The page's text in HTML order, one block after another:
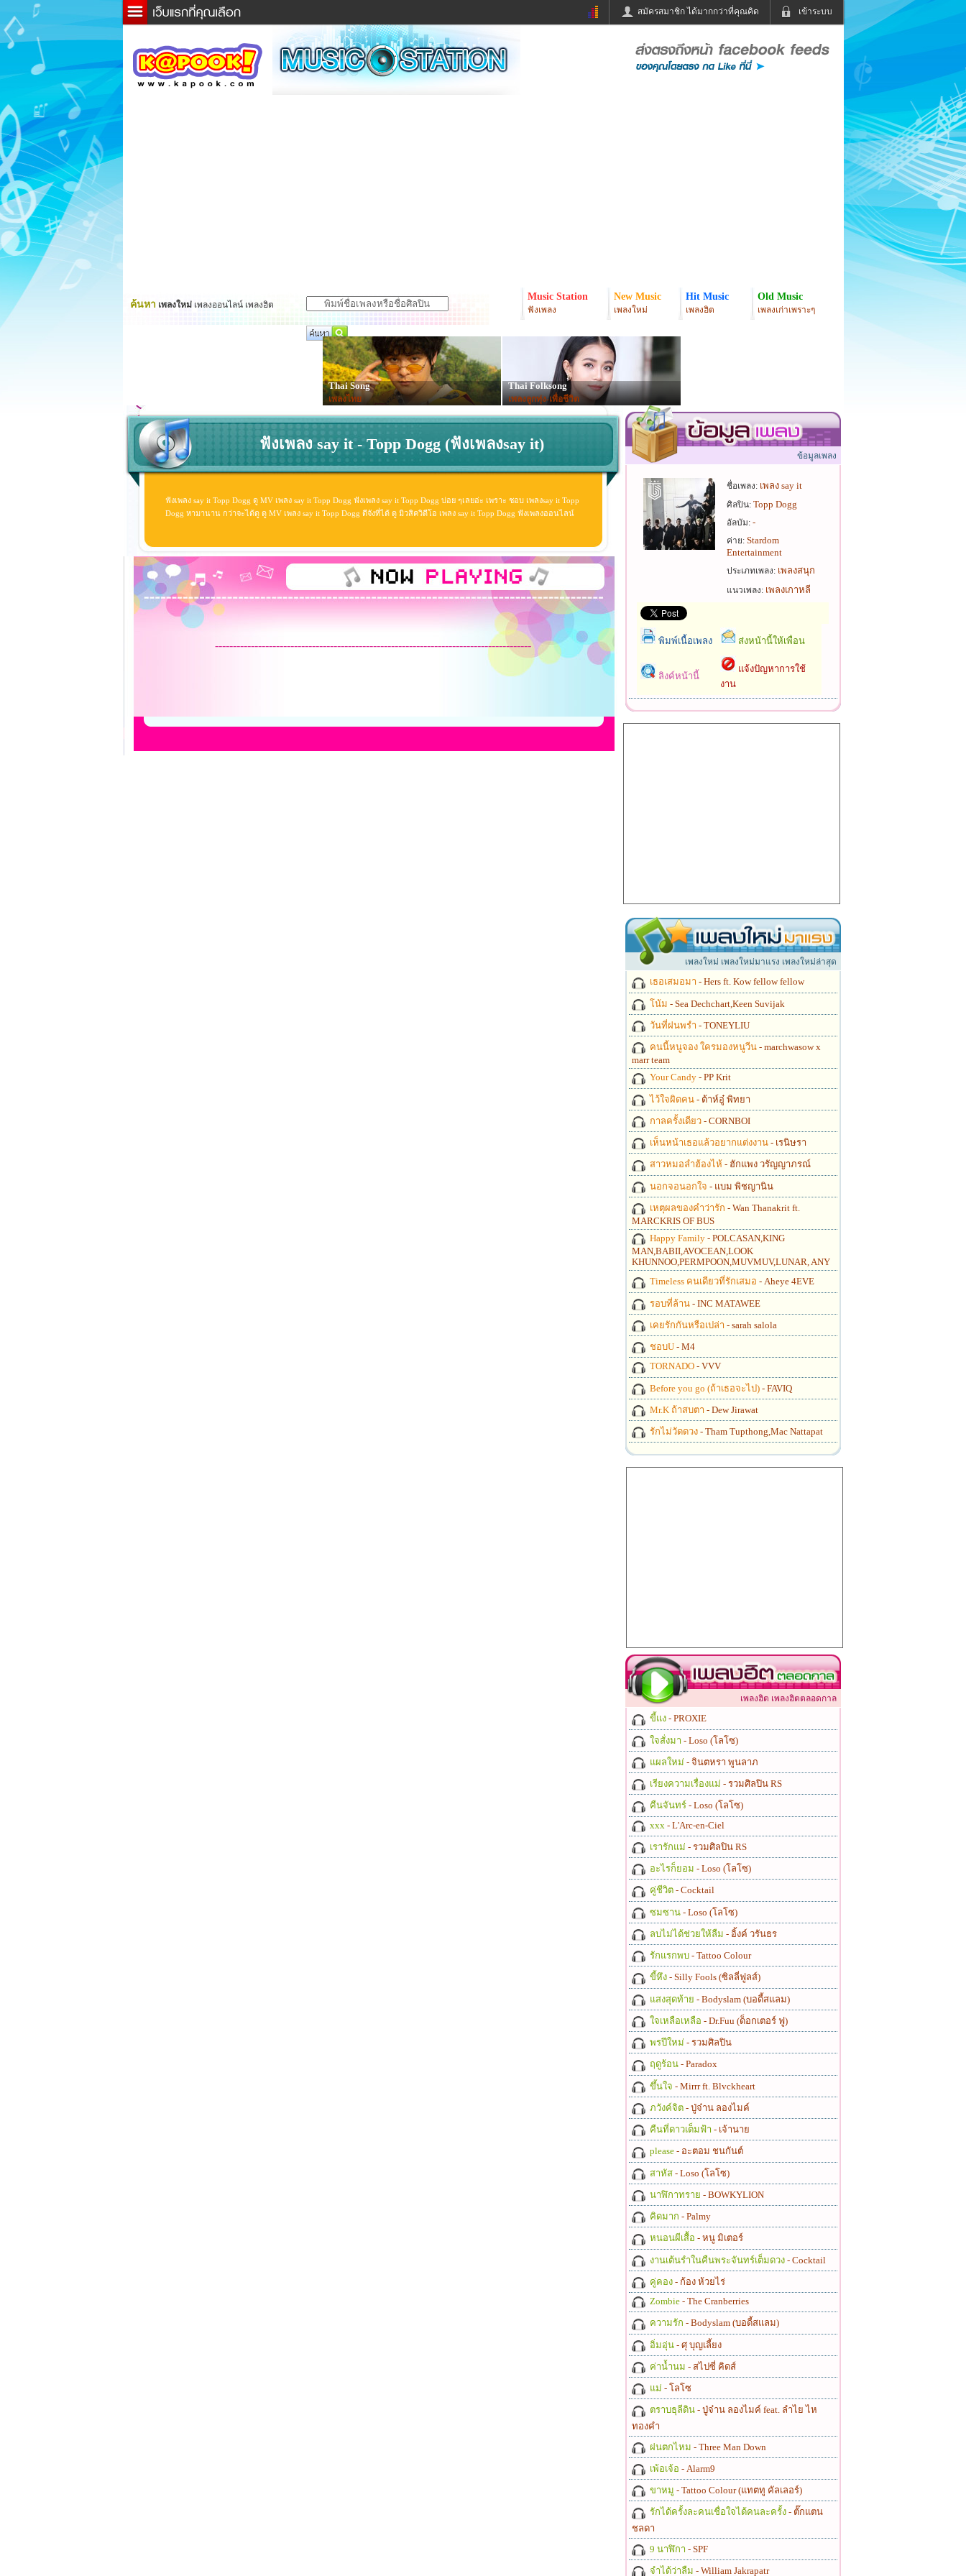
เข้าระบบ
สมัครสมาชิก ได้มากกว่าที่คุณคิด
ข่าวด่วน ข่าวสั้น
ละคร
หนังใหม่
ฟังวิทยุออนไลน์
หมากรุกไทย
Email
ค้นหา เพลงใหม่ เพลงออนไลน์ เพลงฮิต
Music Station
ฟังเพลง
New Music
เพลงใหม่
Hit Music
เพลงฮิต
Old Music
เพลงเก่าเพราะๆ
Thai Song
เพลงไทย
Thai Folksong
เพลงลูกทุ่ง-เพื่อชีวิต
ฟังเพลง say it - Topp Dogg (ฟังเพลงsay it)
ฟังเพลง say it Topp Dogg ดู MV เพลง say it Topp Dogg ฟังเพลง say it Topp Dogg บ่อย ๆเลยอ่ะ เพราะ ชอบ เพลงsay it Topp
Dogg หามานาน กว่าจะได้ดู ดู MV เพลง say it Topp Dogg ดีจังที่ได้ ดู มิวสิควิดีโอ เพลง say it Topp Dogg ฟังเพลงออนไลน์
----------------------------------------------------------------------------------------
ข้อมูลเพลง
ชื่อเพลง: เพลง say it
ศิลปิน: Topp Dogg
อัลบัม: -
ค่าย: Stardom
Entertainment
ประเภทเพลง: เพลงสนุก
แนวเพลง: เพลงเกาหลี
พิมพ์เนื้อเพลง ส่งหน้านี้ให้เพื่อน
ลิงค์หน้านี้
แจ้งปัญหาการใช้
งาน
เพลงใหม่ เพลงใหม่มาแรง เพลงใหม่ล่าสุด
เธอเสมอมา - Hers ft. Kow fellow fellow
โน้ม - Sea Dechchart,Keen Suvijak
วันที่ฝนพรำ - TONEYLIU
คนนี้หนูจอง ใครมองหนูวีน - marchwasow x
marr team
Your Candy - PP Krit
ไว้ใจผิดคน - ต้าห์อู๋ พิทยา
กาลครั้งเดียว - CORNBOI
เห็นหน้าเธอแล้วอยากแต่งงาน - เรนิษรา
สาวหมอลำฮ้องไห้ - ฮักแพง วรัญญาภรณ์
นอกจอนอกใจ - แบม พิชญานิน
เหตุผลของคำว่ารัก - Wan Thanakrit ft.
MARCKRIS OF BUS
Happy Family - POLCASAN,KING
MAN,BABII,AVOCEAN,LOOK
KHUNNOO,PERMPOON,MUVMUV,LUNAR, ANY
Timeless คนเดียวที่รักเสมอ - Aheye 4EVE
รอบที่ล้าน - INC MATAWEE
เคยรักกันหรือเปล่า - sarah salola
ชอบU - M4
TORNADO - VVV
Before you go (ถ้าเธอจะไป) - FAVIQ
Mr.K ถ้าสบตา - Dew Jirawat
รักไม่วัดดวง - Tham Tupthong,Mac Nattapat
เพลงฮิต เพลงฮิตตลอดกาล
ขี้แง - PROXIE
ใจสั่งมา - Loso (โลโซ)
แผลใหม่ - จินตหรา พูนลาภ
เรียงความเรื่องแม่ - รวมศิลปิน RS
คืนจันทร์ - Loso (โลโซ)
xxx - L'Arc-en-Ciel
เรารักแม่ - รวมศิลปิน RS
อะไรก็ยอม - Loso (โลโซ)
คู่ชีวิต - Cocktail
ซมซาน - Loso (โลโซ)
ลบไม่ได้ช่วยให้ลืม - อิ้งค์ วรันธร
รักแรกพบ - Tattoo Colour
ขี้หึง - Silly Fools (ซิลลี่ฟูลส์)
แสงสุดท้าย - Bodyslam (บอดี้สแลม)
ใจเหลือเหลือ - Dr.Fuu (ด็อกเตอร์ ฟู)
พรปีใหม่ - รวมศิลปิน
ฤดูร้อน - Paradox
ขึ้นใจ - Mirrr ft. Blvckheart
ภวังค์จิต - ปู่จ๋าน ลองไมค์
คืนที่ดาวเต็มฟ้า - เจ้านาย
please - อะตอม ชนกันต์
สาหัส - Loso (โลโซ)
นาฬิกาทราย - BOWKYLION
คิดมาก - Palmy
หนอนผีเสื้อ - หนู มิเตอร์
งานเต้นรำในคืนพระจันทร์เต็มดวง - Cocktail
คู่คอง - ก้อง ห้วยไร่
Zombie - The Cranberries
ความรัก - Bodyslam (บอดี้สแลม)
อิ่มอุ่น - ศุ บุญเลี้ยง
ค่าน้ำนม - สไปซี่ คิดส์
แม่ - โลโซ
ตราบธุลีดิน - ปู่จ๋าน ลองไมค์ feat. ลำไย ไห
ทองคำ
ฝนตกไหม - Three Man Down
เพ้อเจ้อ - Alarm9
ขาหมู - Tattoo Colour (แทตทู คัลเลอร์)
รักได้ครั้งละคนเชื่อใจได้คนละครั้ง - ตั๊กแตน
ชลดา
9 นาฬิกา - SPF
จำได้ว่าลืม - William Jakrapatr